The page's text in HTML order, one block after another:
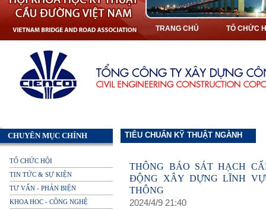
TRANG CHỦ TỔ CHỨC
CHUYÊN MỤC CHÍNH
TỔ CHỨC HỘI
TIN TỨC & SỰ KIỆN
TƯ VẤN - PHẢN BIỆN
KHOA HOC - CÔNG NGHỆ
TIÊU CHUẨN KỸ THUẬT NGÀNH
THÔNG BÁO SÁT HẠCH
ĐỘNG XÂY DỰNG LĨNH
THÔNG
2024/4/9 21:40